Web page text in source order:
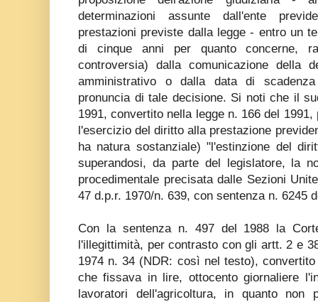
determinazioni assunte dall'ente
prestazioni previste dalla legge - entro un
di cinque anni per quanto concerne,
controversia) dalla comunicazione della
amministrativo o dalla data di
pronuncia di tale decisione. Si noti che il
1991, convertito nella legge n. 166 del
l'esercizio del diritto alla prestazione
ha natura sostanziale) "l'estinzione del
superandosi, da parte del legislatore, la
procedimentale precisata dalle Sezioni
47 d.p.r. 1970/n. 639, con sentenza n. 6245
Con la sentenza n. 497 del 1988 la
l'illegittimità, per contrasto con gli artt. 2 e
1974 n. 34 (NDR: così nel testo),
che fissava in lire, ottocento giornaliere
lavoratori dell'agricoltura, in quanto non